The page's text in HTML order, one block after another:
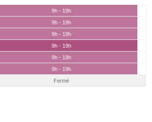
9h - 19h
9h - 19h
9h - 19h
9h - 19h
9h - 19h
9h - 19h
Fermé